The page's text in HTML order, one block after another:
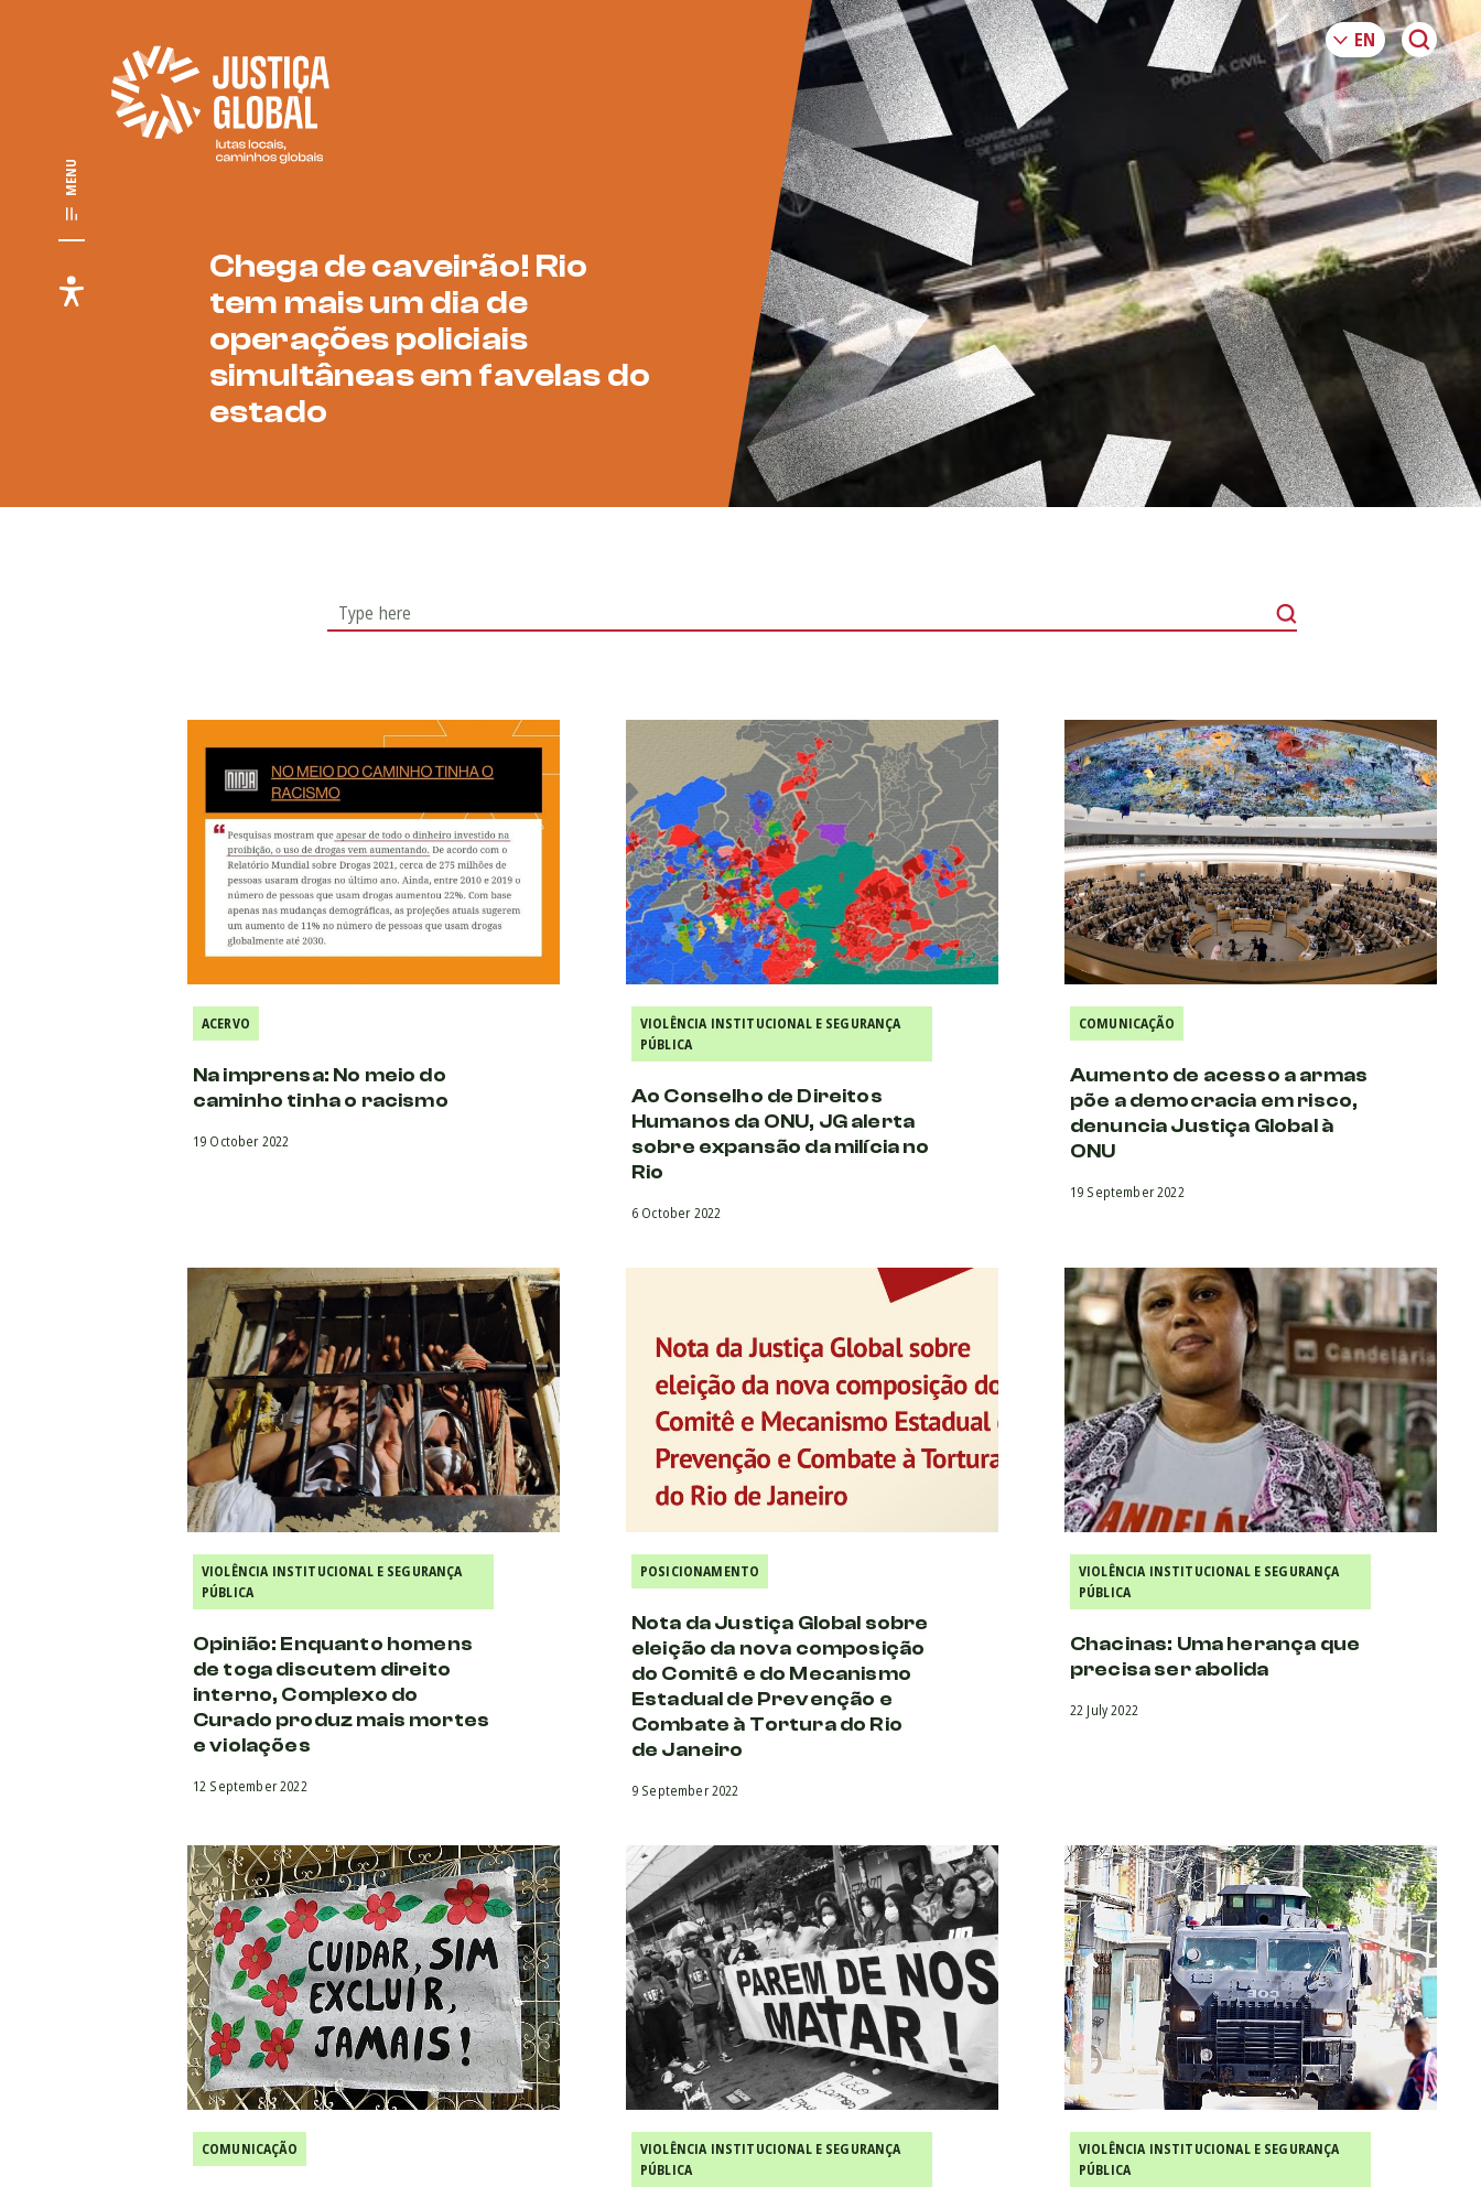
MENU
Chega de caveirão! Rio
tem mais um dia de
operações policiais
simultâneas em favelas do
estado
ACERVO
Na imprensa: No meio do
caminho tinha o racismo
19 October 2022
VIOLÊNCIA INSTITUCIONAL E SEGURANÇA
PÚBLICA
Ao Conselho de Direitos
Humanos da ONU, JG alerta
sobre expansão da milícia no
Rio
6 October 2022
COMUNICAÇÃO
Aumento de acesso a armas
põe a democracia em risco,
denuncia Justiça Global à
ONU
19 September 2022
VIOLÊNCIA INSTITUCIONAL E SEGURANÇA
PÚBLICA
Opinião: Enquanto homens
de toga discutem direito
interno, Complexo do
Curado produz mais mortes
e violações
12 September 2022
POSICIONAMENTO
Nota da Justiça Global sobre
eleição da nova composição
do Comitê e do Mecanismo
Estadual de Prevenção e
Combate à Tortura do Rio
de Janeiro
9 September 2022
VIOLÊNCIA INSTITUCIONAL E SEGURANÇA
PÚBLICA
Chacinas: Uma herança que
precisa ser abolida
22 July 2022
COMUNICAÇÃO
VIOLÊNCIA INSTITUCIONAL E SEGURANÇA
PÚBLICA
VIOLÊNCIA INSTITUCIONAL E SEGURANÇA
PÚBLICA